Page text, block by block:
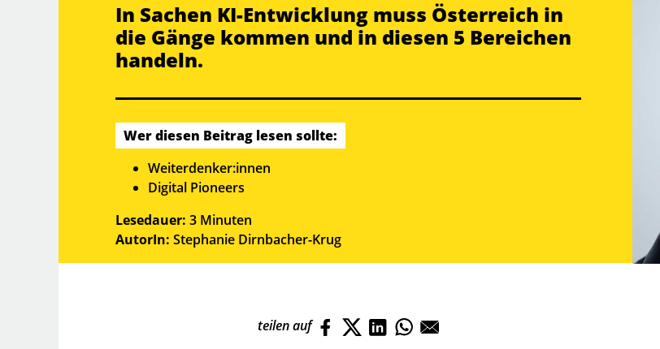
In Sachen KI-Entwicklung muss Österreich in
die Gänge kommen und in diesen 5 Bereichen
handeln.
Wer diesen Beitrag lesen sollte:
Weiterdenker:innen
Digital Pioneers
Lesedauer: 3 Minuten
AutorIn: Stephanie Dirnbacher-Krug
teilen auf